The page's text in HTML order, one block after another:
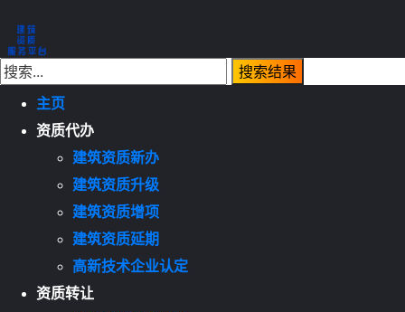
主页
资质代办
建筑资质新办
建筑资质升级
建筑资质增项
建筑资质延期
高新技术企业认定
资质转让